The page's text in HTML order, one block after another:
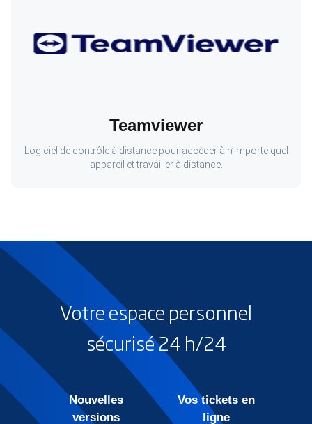
Teamviewer
Logiciel de contrôle à distance pour accèder à n’importe quel
appareil et travailler à distance.
Votre espace personnel
sécurisé 24 h/24
Nouvelles
versions
Vos tickets en
ligne